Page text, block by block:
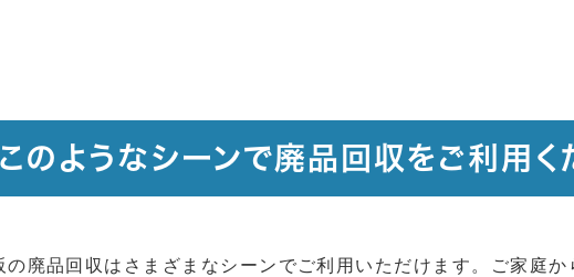
このようなシーンで廃品回収をご利用く
廃品回収はさまざまなシーンでご利用いただけます。ご家庭